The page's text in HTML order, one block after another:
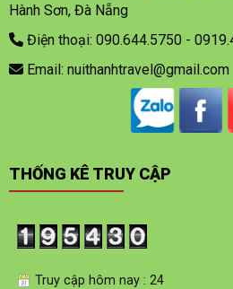
Hành Sơn, Đà Nẵng
Điện thoại: 090.644.5750 -
Email: nuithanhtravel@gmail.com
THỐNG KÊ TRUY CẬP
Truy cập hôm nay : 24